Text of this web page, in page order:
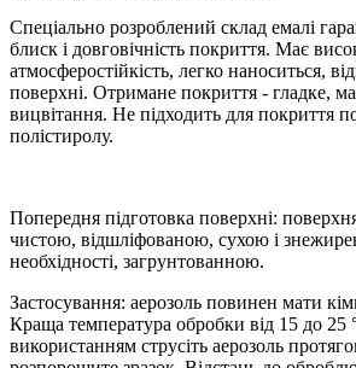
Спеціально розроблений склад емалі
блиск і довговічність покриття. Має
атмосферостійкість, легко наноситься,
поверхні. Отримане покриття - гладке,
вицвітання. Не підходить для покриття
полістиролу.
Попередня підготовка поверхні:
чистою, відшліфованою, сухою і
необхідності, загрунтованною.
Застосування: аерозоль повинен мати
Краща температура обробки від 15 до 25
використанням струсіть аерозоль